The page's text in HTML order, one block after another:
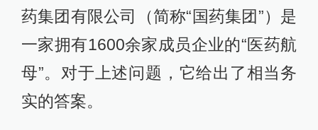
药集团有限公司（简称“国药集团”）是
一家拥有1600余家成员企业的“医药航
母”。对于上述问题，它给出了相当务
实的答案。